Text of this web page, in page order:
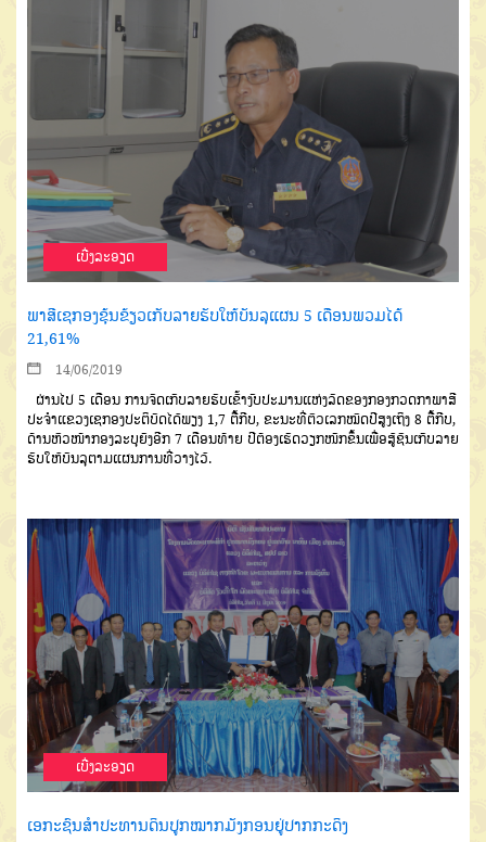
ເບີ່ງລະອຽດ
ພາສີເຊກອງຂຸ້ນຂ້ຽວເກັບລາຍຮັບໃຫ້ບັນລຸແຜນ 5 ເດືອນພວມໄດ້
21,61%
14/06/2019
ຜ່ານໄປ 5 ເດືອນ ການຈັດເກັບລາຍຮັບເຂົ້າງົບປະມານແຫ່ງລັດຂອງກອງກວດກາພາສີ
ປະຈໍາແຂວງເຊກອງປະຕິບັດໄດ້ພຽງ 1,7 ຕື້ກີບ, ຂະນະທີ່ຕົວເລກໝົດປີສູງເຖິງ 8 ຕື້ກີບ,
ດ້ານຫົວໜ້າກອງລະບຸຍັງອີກ 7 ເດືອນທ້າຍ ປີຕ້ອງເຮັດວຽກໜັກຂຶ້ນເພື່ອສູ້ຊົນເກັບລາຍ
ຮັບໃຫ້ບັນລຸຕາມແຜນການທີ່ວາງໄວ້.
ເບີ່ງລະອຽດ
ເອກະຊົນສຳປະທານດິນປູກໝາກມັງກອນຢູ່ປາກກະດິງ